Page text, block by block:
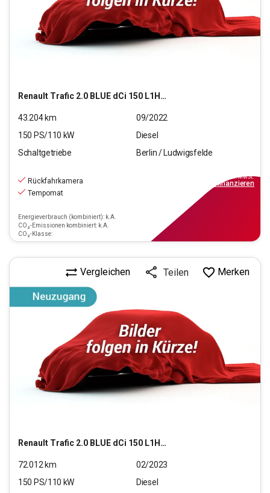
Renault Trafic 2.0 BLUE dCi 150 L1H1 3,0t Komfort (EU6d)
43.204km
09/2022
150 PS/110 kW
Diesel
Schaltgetriebe
Berlin / Ludwigsfelde
Rückfahrkamera
Tempomat
Energieverbrauch (kombiniert): k.A.
CO₂-Emissionen kombiniert: k.A.
CO₂-Klasse:
inkl.MwSt.
finanzieren
Renault Trafic 2.0 BLUE dCi 150 L1H1 3,0t Komfort
Vergleichen Teilen Merken
72.012km
02/2023
150 PS/110 kW
Diesel